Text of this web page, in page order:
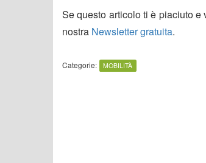
Se questo articolo ti è piaciuto
nostra Newsletter gratuita.
Categorie: MOBILITÀ